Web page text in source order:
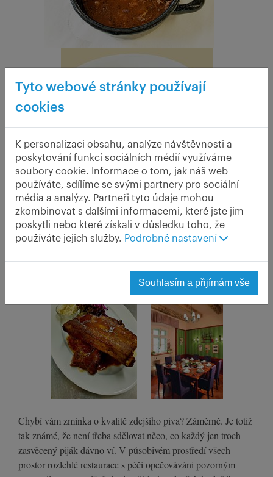
Současným favoritem kuchyně jsou vepřová žebra v medové
marinádě. Ovšem ne taková, na jaká narazíte kdekoliv jinde.
Šéfkuchař je nejprve jsou namarinuje za syrova, pak podusí v
páře, znovu namarinuje a na závěr upeče. Jaká že jsou?
Jedinečná, maso se jen rozpadá a otrlejší zvládnou sníst i
Chybí vám zmínka o kvalitě zdejšího piva? Záměrně. Je totiž
tak známé, že není třeba sdělovat něco, co každý jen troch
zasvěcený piják dávno ví. V působivém prostředí všech
prostor rozlehlé restaurace s péčí opečováváni pozorným
Tyto webové stránky používají
cookies
K personalizaci obsahu, analýze návštěvnosti a
poskytování funkcí sociálních médií využíváme
soubory cookie. Informace o tom, jak náš web
používáte, sdílíme se svými partnery pro sociální
média a analýzy. Partneři tyto údaje mohou
zkombinovat s dalšími informacemi, které jste jim
poskytli nebo které získali v důsledku toho, že
používáte jejich služby. Podrobné nastavení
Souhlasím a přijímám vše